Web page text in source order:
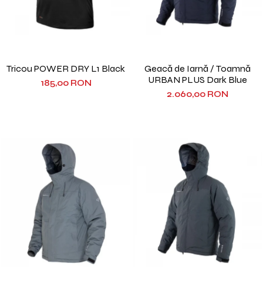
Tricou POWER DRY L1 Black
185,00 RON
Geacă de Iarnă / Toamnă
URBAN PLUS Dark Blue
2.060,00 RON